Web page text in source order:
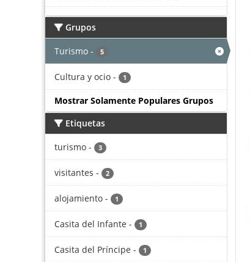
Grupos
Turismo - 5
Cultura y ocio - 1
Mostrar Solamente Populares Grupos
Etiquetas
turismo - 3
visitantes - 2
alojamiento - 1
Casita del Infante - 1
Casita del Príncipe - 1